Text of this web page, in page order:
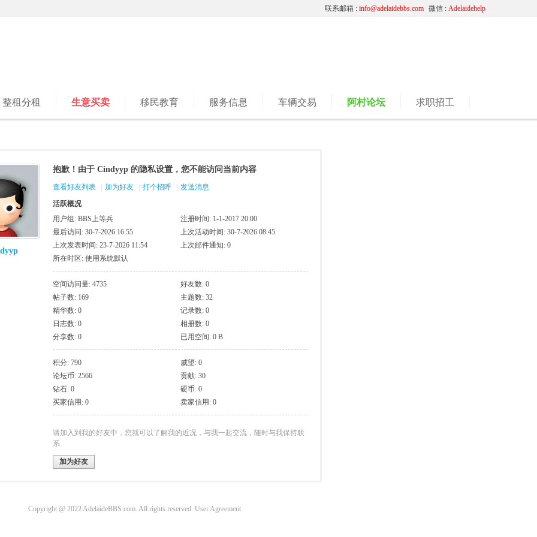
微信 : Adelaidehelp
联系邮箱 : info@adelaidebbs.com
整租分租 生意买卖 移民教育 服务信息 车辆交易 阿村论坛 求职招工
抱歉！由于 Cindyyp 的隐私设置，您不能访问当前内容
查看好友列表 加为好友 打个招呼
发送消息
活跃概况
用户组: BBS上等兵
注册时间: 1-1-2017 20:00
最后访问: 30-7-2026 16:55
上次活动时间: 30-7-2026 08:45
上次发表时间: 23-7-2026 11:54
上次邮件通知: 0
所在时区: 使用系统默认
空间访问量: 4735
好友数: 0
帖子数: 169
主题数: 32
精华数: 0
记录数: 0
日志数: 0
相册数: 0
分享数: 0
已用空间: 0 B
积分: 790
威望: 0
论坛币: 2566
贡献: 30
钻石: 0
硬币: 0
买家信用: 0
卖家信用: 0
请加入到我的好友中，您就可以了解我的近况，与我一起交流，随时与我保持联
系
加为好友
Copyright @ 2022 AdelaideBBS.com. All rights reserved. User Agreement